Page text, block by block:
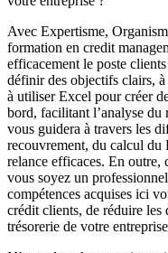
Avec Expertisme,
formation en credit
efficacement le poste
définir des objectifs clairs,
à utiliser Excel pour créer
bord, facilitant l’analyse
vous guidera à travers les
recouvrement, du calcul du
relance efficaces. En outre,
vous soyez un
compétences acquises ici
crédit clients, de réduire les
trésorerie de votre